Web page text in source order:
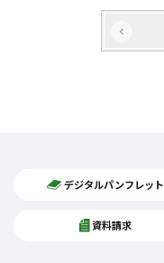
デジタルパンフレット
資料請求